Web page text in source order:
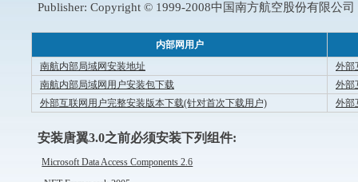
Publisher: Copyright © 1999-2008中国南方航空股份有限公
内部网用户
南航内部局域网安装地址
外部
南航内部局域网用户安装包下载
外部
外部互联网用户完整安装版本下载(针对首次下载用户)
外部
安装唐翼3.0之前必须安装下列组件:
Microsoft Data Access Components 2.6